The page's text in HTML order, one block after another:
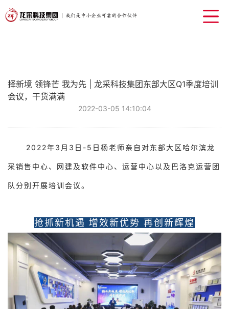
择新境 领锋芒 我为先 | 龙采科技集团东部大区Q1季度培训
会议，干货满满
2022-03-05 14:10:04
2022年3月3日-5日杨老师亲自对东部大区哈尔滨龙
采销售中心、网建及软件中心、运营中心以及巴洛克运营团
队分别开展培训会议。
抢抓新机遇 增效新优势 再创新辉煌